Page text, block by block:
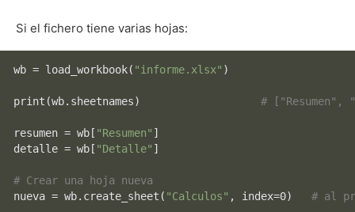
Si el fichero tiene varias hojas:
wb = load_workbook( "informe.xlsx" )
print (wb.sheetnames) #
resumen = wb[ "Resumen" ]
detalle = wb[ "Detalle" ]
# Crear una hoja nueva
nueva = wb.create_sheet( "Calculos" , index=0) # al